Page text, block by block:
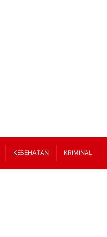
KESEHATAN KRIMINAL